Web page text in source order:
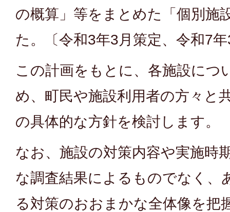
の概算」等をまとめた「個別施
た。〔令和3年3月策定、令和7
この計画をもとに、各施設につ
め、町民や施設利用者の方々と
の具体的な方針を検討します。
なお、施設の対策内容や実施時
な調査結果によるものでなく、
る対策のおおまかな全体像を把